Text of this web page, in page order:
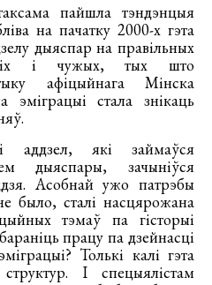
пайшла тэндэнцыя
на пачатку 2000-х гэта
дыяспар на правільных
і чужых, тых што
афіцыйнага Мінска
эміграцыі стала знікаць
аддзел, які займаўся
дыяспары, зачыніўся
Асобнай ужо патрэбы
было, сталі насцярожана
тэмаў па гісторыі
працу па дзейнасці
Толькі калі гэта
І спецыялістам